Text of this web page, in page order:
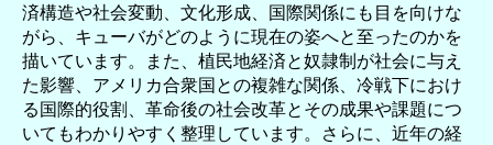
済構造や社会変動、文化形成、国際関係にも目を向けな
がら、キューバがどのように現在の姿へと至ったのかを
描いています。また、植民地経済と奴隷制が社会に与え
た影響、アメリカ合衆国との複雑な関係、冷戦下におけ
る国際的役割、革命後の社会改革とその成果や課題につ
いてもわかりやすく整理しています。さらに、近年の経